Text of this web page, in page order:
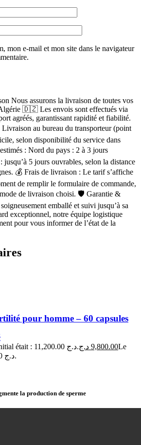
mon e-mail et mon site dans le navigateur
Nous assurons la livraison de toutes vos
🇩🇿 Les envois sont effectués via
agréés, garantissant rapidité et fiabilité.
au bureau du transporteur (point
selon disponibilité du service dans
: Nord du pays : 2 à 3 jours
jusqu’à 5 jours ouvrables, selon la distance
💰 Frais de livraison : Le tarif s’affiche
de remplir le formulaire de commande,
de livraison choisi. 🛡 Garantie &
emballé et suivi jusqu’à sa
exceptionnel, notre équipe logistique
pour vous informer de l’état de la
pour homme – 60 capsules
Le prix initial était : 11,200.00 د.ج. 9,800.00 د.ج
Le
prix actuel est : 9,800.00 د.ج.
la production de sperme